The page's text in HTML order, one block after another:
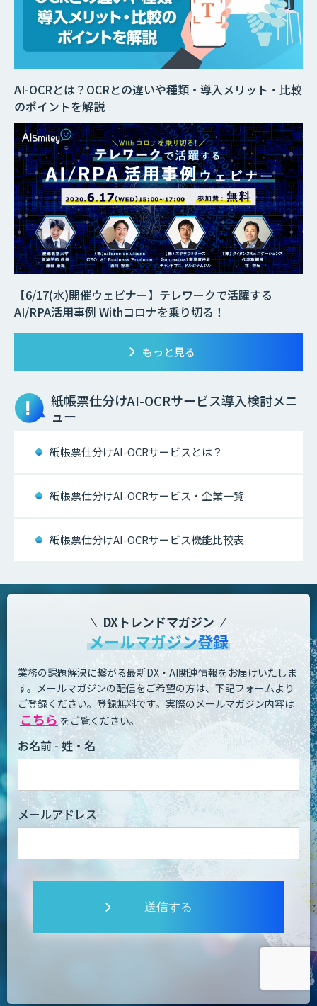
【6/17(水)開催ウェビナー】テレワークで活躍する
AI/RPA活用事例 Withコロナを乗り切る！
AI-OCRとは？OCRとの違いや種類・導入メリット・比較
のポイントを解説
もっと見る
紙帳票仕分けAI-OCRサービス導入検討メニ
ュー
紙帳票仕分けAI-OCRサービスとは？
紙帳票仕分けAI-OCRサービス・企業一覧
紙帳票仕分けAI-OCRサービス機能比較表
DXトレンドマガジン
メールマガジン登録
業務の課題解決に繋がる最新DX・AI関連情報をお届けいたしま
す。 メールマガジンの配信をご希望の方は、下記フォームより
ご登録ください。登録無料です。 実際のメールマガジン内容は
こちら をご覧ください。
お名前 - 姓・名
メールアドレス
送信する